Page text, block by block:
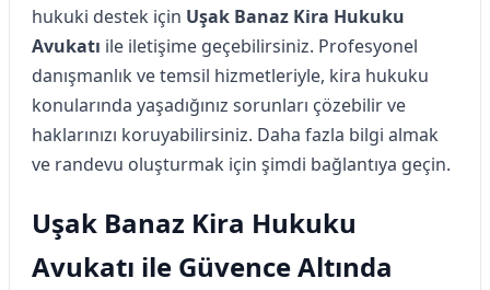
hukuki destek için Uşak Banaz Kira Hukuku
Avukatı ile iletişime geçebilirsiniz. Profesyonel
danışmanlık ve temsil hizmetleriyle, kira hukuku
konularında yaşadığınız sorunları çözebilir ve
haklarınızı koruyabilirsiniz. Daha fazla bilgi almak
ve randevu oluşturmak için şimdi bağlantıya geçin.
Uşak Banaz Kira Hukuku
Avukatı ile Güvence Altında